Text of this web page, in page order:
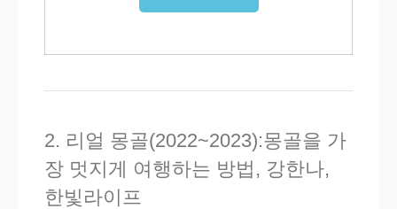
2. 리얼 몽골(2022~2023):몽골을 가
장 멋지게 여행하는 방법, 강한나,
한빛라이프